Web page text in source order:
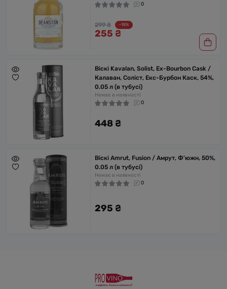
0
299 ₴ -15%
255 ₴
Віскі Kavalan, Solist, Ex-Bourbon Cask /
Калаван, Соліст, Екс-Бурбон Каск, 54%,
0.05 л (в тубусі)
Немає в наявності
0
448 ₴
Віскі Amrut, Fusion / Амрут, Ф'южн, 50%,
0.05 л (в тубусі)
Немає в наявності
0
295 ₴